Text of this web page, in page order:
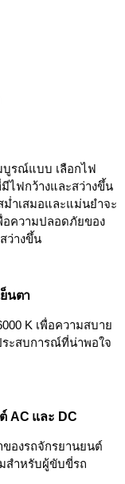
บูรณ์แบบ เลือกไฟ
มีไฟกว้างและสว่างขึ้น
ำเสมอและแม่นยำจะ
อความปลอดภัยของ
ว่างขึ้น
นตา
K เพื่อความสบาย
ะสบการณ์ที่น่าพอใจ
AC และ DC
ของรถจักรยานยนต์
สำหรับผู้ขับขี่รถ